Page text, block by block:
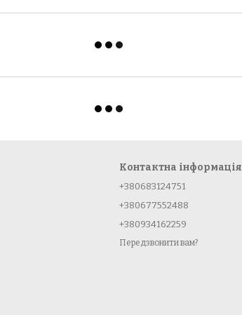
Контактна інформація
+380683124751
+380677552488
+380934162259
Передзвонити вам?